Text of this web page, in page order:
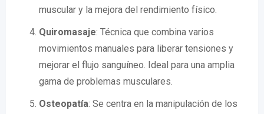
muscular y la mejora del rendimiento físico.
Quiromasaje: Técnica que combina varios
movimientos manuales para liberar tensiones y
mejorar el flujo sanguíneo. Ideal para una amplia
gama de problemas musculares.
Osteopatía: Se centra en la manipulación de los